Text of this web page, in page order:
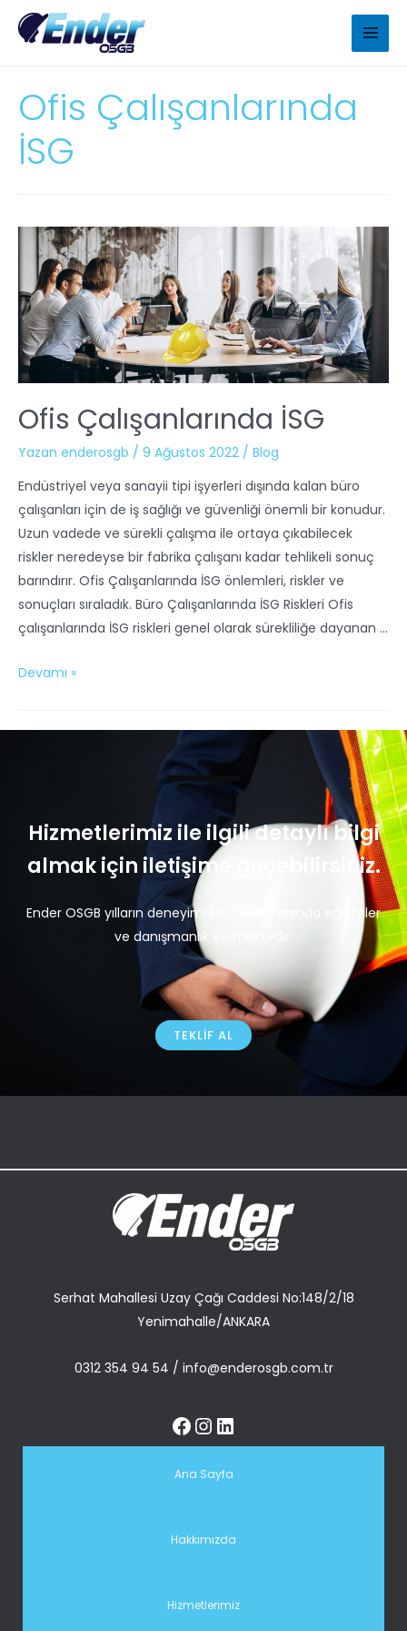
Ofis Çalışanlarında
İSG
Ofis Çalışanlarında İSG
Yazan enderosgb / 9 Ağustos 2022 / Blog
Endüstriyel veya sanayii tipi işyerleri dışında kalan büro
çalışanları için de iş sağlığı ve güvenliği önemli bir konudur.
Uzun vadede ve sürekli çalışma ile ortaya çıkabilecek
riskler neredeyse bir fabrika çalışanı kadar tehlikeli sonuç
barındırır. Ofis Çalışanlarında İSG önlemleri, riskler ve
sonuçları sıraladık. Büro Çalışanlarında İSG Riskleri Ofis
çalışanlarında İSG riskleri genel olarak sürekliliğe dayanan …
Devamı »
Hizmetlerimiz ile ilgili detaylı bilgi
almak için iletişime geçebilirsiniz.
Ender OSGB yılların deneyimi ile OSGB alanında eğitimler
ve danışmanlık vermektedir.
TEKLIF AL
Serhat Mahallesi Uzay Çağı Caddesi No:148/2/18
Yenimahalle/ANKARA
0312 354 94 54 / info@enderosgb.com.tr
Ana Sayfa
Hakkımızda
Hizmetlerimiz